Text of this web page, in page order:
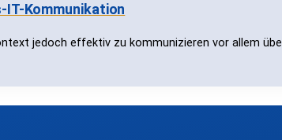
IT-Kommunikation
jedoch effektiv zu kommunizieren vor allem